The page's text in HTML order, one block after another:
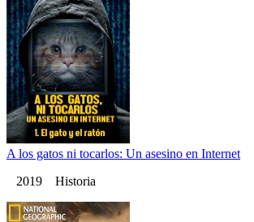
A los gatos ni tocarlos: Un asesino en Internet
2019 Historia